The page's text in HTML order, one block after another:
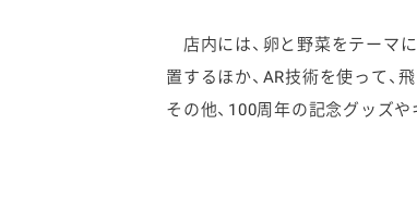
店内には、卵と野菜をテーマ
置するほか、AR技術を使って
その他、100周年の記念グッズ